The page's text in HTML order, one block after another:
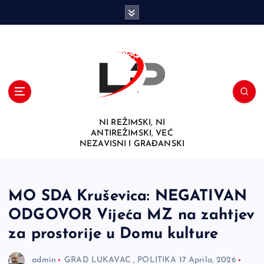
NI REŽIMSKI, NI
ANTIREŽIMSKI, VEĆ
NEZAVISNI I GRAĐANSKI
MO SDA Kruševica: NEGATIVAN
ODGOVOR Vijeća MZ na zahtjev
za prostorije u Domu kulture
admin GRAD LUKAVAC , POLITIKA 17 Aprila, 2026